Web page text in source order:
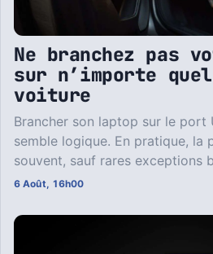
Ne branchez pas
sur n’importe
voiture
Brancher son laptop sur le port
semble logique. En pratique, la
souvent, sauf rares exceptions
6 Août, 16h00